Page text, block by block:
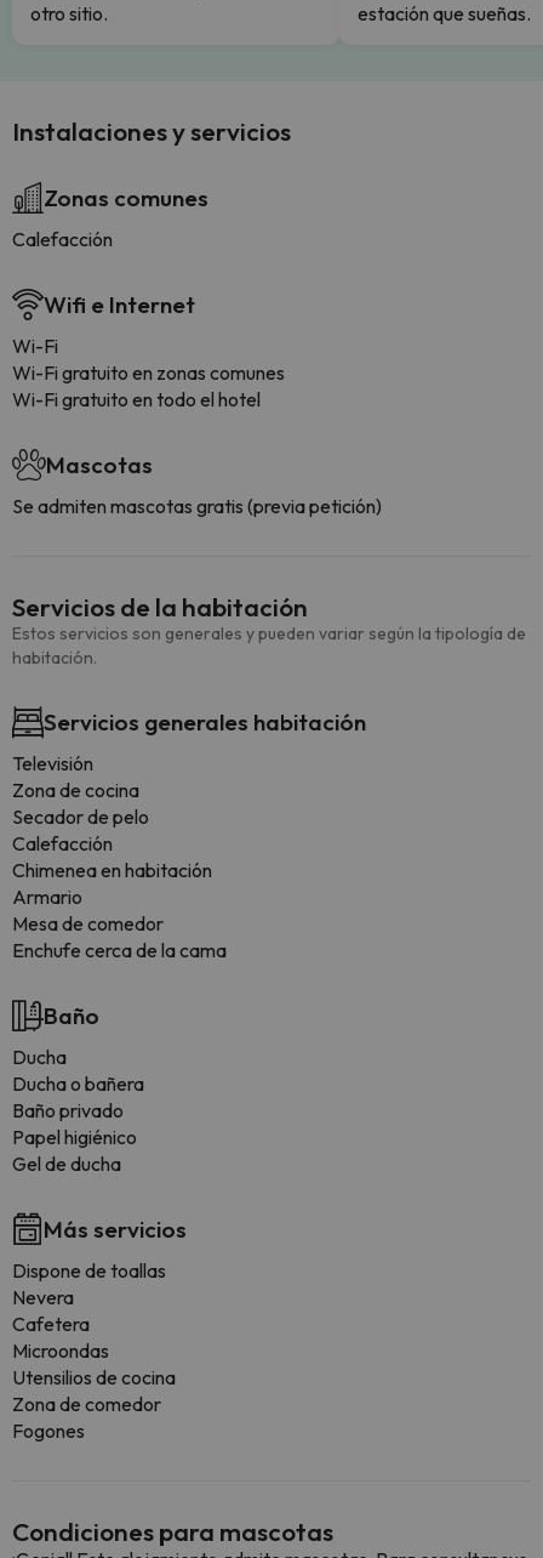
otro sitio.
estación que sueñas.
Instalaciones y servicios
Zonas comunes
Calefacción
Wifi e Internet
Wi-Fi
Wi-Fi gratuito en zonas comunes
Wi-Fi gratuito en todo el hotel
Mascotas
Se admiten mascotas gratis (previa petición)
Servicios de la habitación
Estos servicios son generales y pueden variar según la tipología de
habitación.
Servicios generales habitación
Televisión
Zona de cocina
Secador de pelo
Calefacción
Chimenea en habitación
Armario
Mesa de comedor
Enchufe cerca de la cama
Baño
Ducha
Ducha o bañera
Baño privado
Papel higiénico
Gel de ducha
Más servicios
Dispone de toallas
Nevera
Cafetera
Microondas
Utensilios de cocina
Zona de comedor
Fogones
Condiciones para mascotas